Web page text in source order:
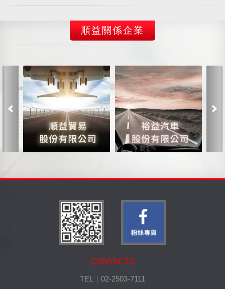
順益關係企業
Previous
CONTACTS
TEL｜02-2503-7111